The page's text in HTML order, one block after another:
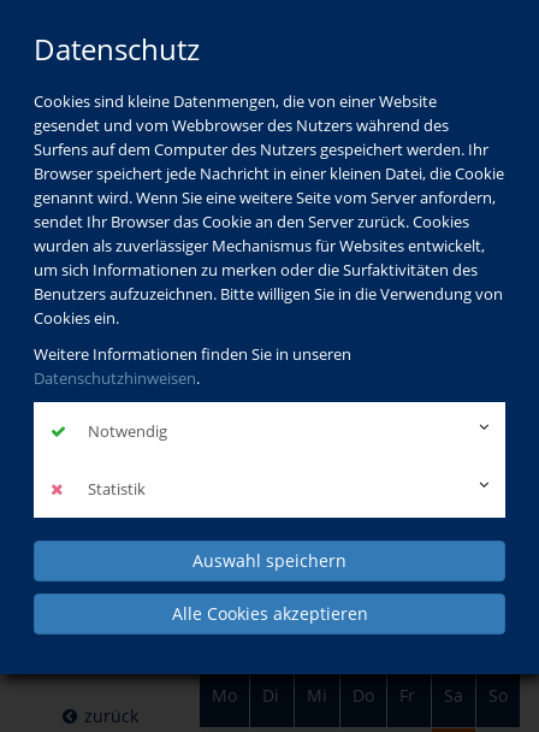
Datenschutz
Cookies sind kleine Datenmengen, die von einer Website
gesendet und vom Webbrowser des Nutzers während des
Surfens auf dem Computer des Nutzers gespeichert werden. Ihr
Browser speichert jede Nachricht in einer kleinen Datei, die Cookie
genannt wird. Wenn Sie eine weitere Seite vom Server anfordern,
sendet Ihr Browser das Cookie an den Server zurück. Cookies
wurden als zuverlässiger Mechanismus für Websites entwickelt,
um sich Informationen zu merken oder die Surfaktivitäten des
Benutzers aufzuzeichnen. Bitte willigen Sie in die Verwendung von
Cookies ein.
Weitere Informationen finden Sie in unseren
Datenschutzhinweisen.
Notwendig
Statistik
Auswahl speichern
Alle Cookies akzeptieren
LOGIN MENÜ
im Juni
Mo Di Mi Do Fr Sa So
am 06.
Juni 2026
zurück